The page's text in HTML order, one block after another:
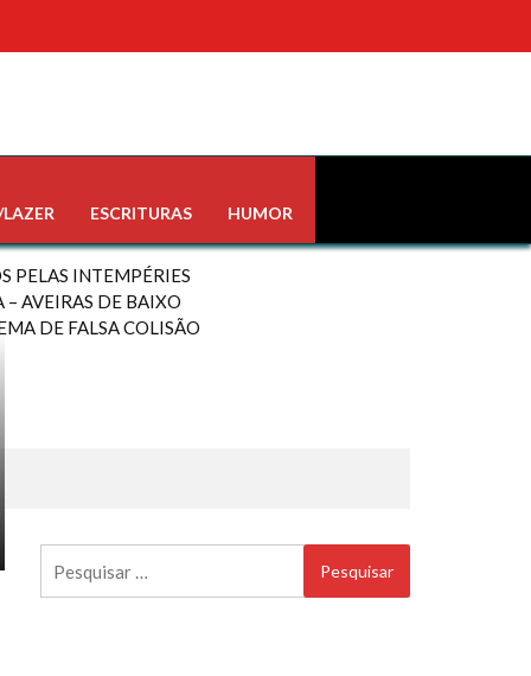
ESCRITURAS HUMOR
PELAS INTEMPÉRIES
AVEIRAS DE BAIXO
DE FALSA COLISÃO
por: